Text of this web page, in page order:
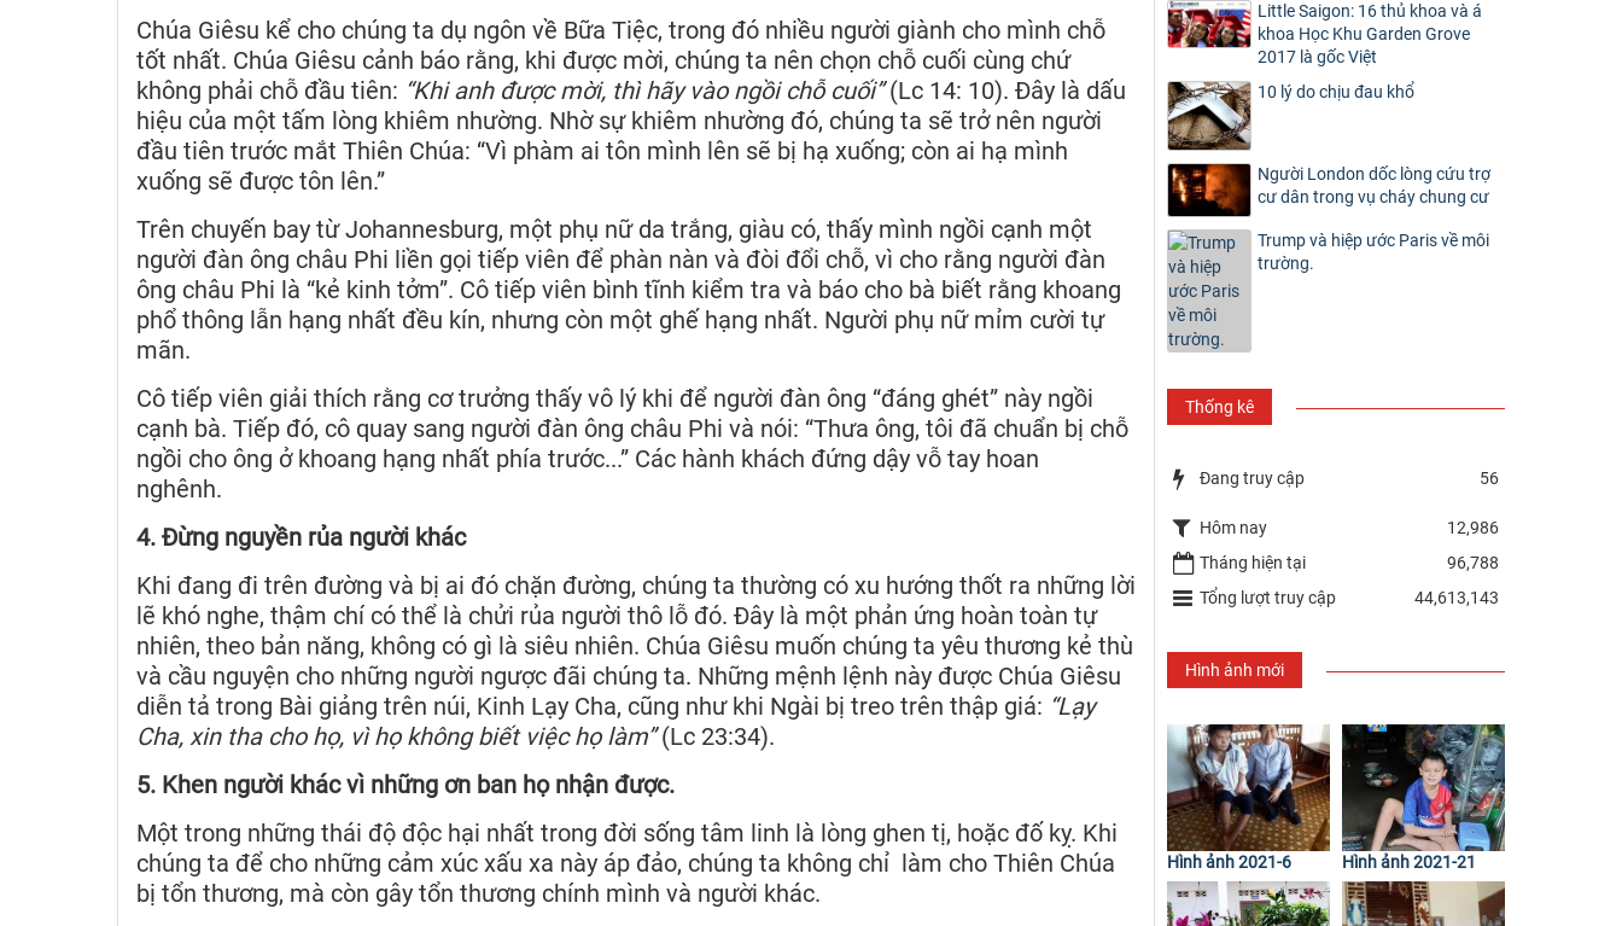
Chúa Giêsu kể cho chúng ta dụ ngôn về Bữa Tiệc, trong đó nhiều người giành cho mình chỗ
tốt nhất. Chúa Giêsu cảnh báo rằng, khi được mời, chúng ta nên chọn chỗ cuối cùng chứ
không phải chỗ đầu tiên: “Khi anh được mời, thì hãy vào ngồi chỗ cuối”(Lc 14: 10). Đây là dấu
hiệu của một tấm lòng khiêm nhường. Nhờ sự khiêm nhường đó, chúng ta sẽ trở nên người
đầu tiên trước mắt Thiên Chúa: “Vì phàm ai tôn mình lên sẽ bị hạ xuống; còn ai hạ mình
xuống sẽ được tôn lên.”
Trên chuyến bay từ Johannesburg, một phụ nữ da trắng, giàu có, thấy mình ngồi cạnh một
người đàn ông châu Phi liền gọi tiếp viên để phàn nàn và đòi đổi chỗ, vì cho rằng người đàn
ông châu Phi là “kẻ kinh tởm”. Cô tiếp viên bình tĩnh kiểm tra và báo cho bà biết rằng khoang
phổ thông lẫn hạng nhất đều kín, nhưng còn một ghế hạng nhất. Người phụ nữ mỉm cười tự
mãn.
Cô tiếp viên giải thích rằng cơ trưởng thấy vô lý khi để người đàn ông “đáng ghét” này ngồi
cạnh bà. Tiếp đó, cô quay sang người đàn ông châu Phi và nói: “Thưa ông, tôi đã chuẩn bị chỗ
ngồi cho ông ở khoang hạng nhất phía trước...” Các hành khách đứng dậy vỗ tay hoan
nghênh.
4. Đừng nguyền rủa người khác
Khi đang đi trên đường và bị ai đó chặn đường, chúng ta thường có xu hướng thốt ra những lời
lẽ khó nghe, thậm chí có thể là chửi rủa người thô lỗ đó. Đây là một phản ứng hoàn toàn tự
nhiên, theo bản năng, không có gì là siêu nhiên. Chúa Giêsu muốn chúng ta yêu thương kẻ thù
và cầu nguyện cho những người ngược đãi chúng ta. Những mệnh lệnh này được Chúa Giêsu
diễn tả trong Bài giảng trên núi, Kinh Lạy Cha, cũng như khi Ngài bị treo trên thập giá: “Lạy
Cha, xin tha cho họ, vì họ không biết việc họ làm”(Lc 23:34).
5. Khen người khác vì những ơn ban họ nhận được.
Một trong những thái độ độc hại nhất trong đời sống tâm linh là lòng ghen tị, hoặc đố kỵ. Khi
chúng ta để cho những cảm xúc xấu xa này áp đảo, chúng ta không chỉ làm cho Thiên Chúa
bị tổn thương, mà còn gây tổn thương chính mình và người khác.
Little Saigon: 16 thủ khoa và á
khoa Học Khu Garden Grove
2017 là gốc Việt
10 lý do chịu đau khổ
Người London dốc lòng cứu trợ
cư dân trong vụ cháy chung cư
Trump và hiệp ước Paris về môi
trường.
Thống kê
Đang truy cập 56
Hôm nay
12,986
Tháng hiện tại
96,788
Tổng lượt truy cập
44,613,143
Hình ảnh mới
Hình ảnh 2021-6 Hình ảnh 2021-21